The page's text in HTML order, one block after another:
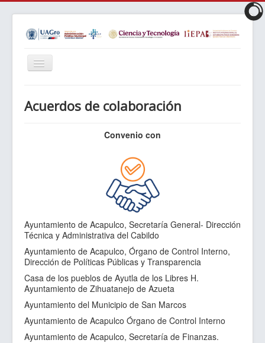
Cambiar
navegación
Objetivos
Núcleo Académico
Reglamentos
Sitios de Interes
Contacto
Acuerdos de colaboración
Convenio con
Ayuntamiento de Acapulco, Secretaría General- Dirección
Técnica y Administrativa del Cabildo
Ayuntamiento de Acapulco, Órgano de Control Interno,
Dirección de Políticas Públicas y Transparencia
Casa de los pueblos de Ayutla de los Libres H.
Ayuntamiento de Zihuatanejo de Azueta
Ayuntamiento del Municipio de San Marcos
Ayuntamiento de Acapulco Órgano de Control Interno
Ayuntamiento de Acapulco, Secretaría de Finanzas.